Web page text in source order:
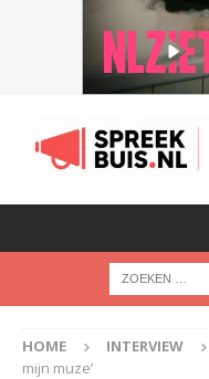
HOME INTERVIEW
mijn muze’